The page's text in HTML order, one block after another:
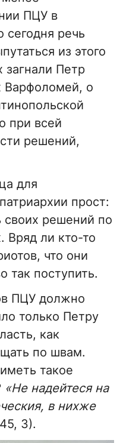
ПЦУ в
сегодня речь
из этого
загнали Петр
Варфоломей, о
при всей
решений,
для
прост:
своих решений по
Вряд ли кто-то
что они
так поступить.
ПЦУ должно
только Петру
как
по швам.
такое
«Не надейтеся на
в нихже
3).